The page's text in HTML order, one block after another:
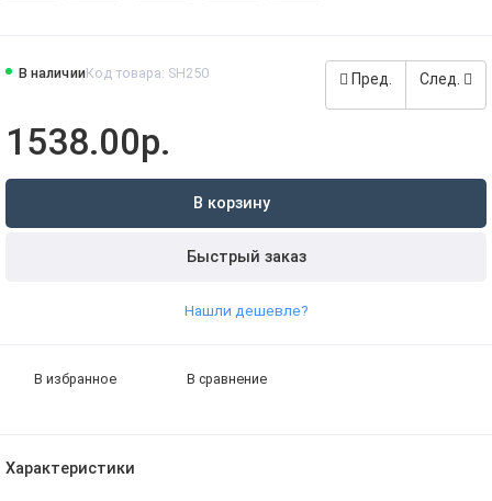
Пред. След.
В наличииКод товара: SH250
1538.00р.
В корзину
Быстрый заказ
Нашли дешевле?
В избранное В сравнение
Характеристики